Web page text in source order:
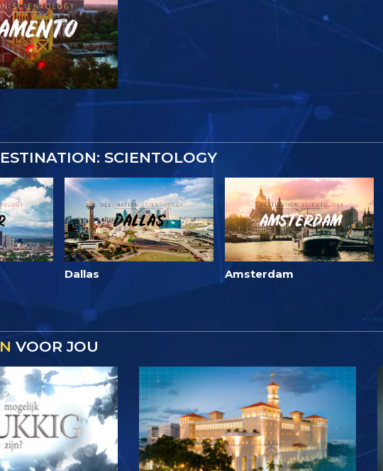
SCIENTOLOGY
Dallas Amsterdam
VOOR JOU